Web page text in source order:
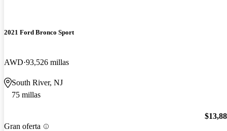
2021 Ford Bronco Sport
AWD 93,526 millas
South River, NJ
75 millas
Gran oferta